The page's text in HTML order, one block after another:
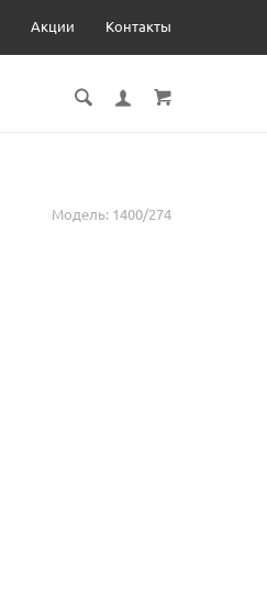
Акции Контакты
Модель: 1400/274